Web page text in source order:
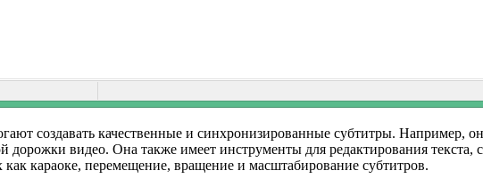
создавать качественные и синхронизированные субтитры. Например,
дорожки видео. Она также имеет инструменты для редактирования
караоке, перемещение, вращение и масштабирование субтитров.